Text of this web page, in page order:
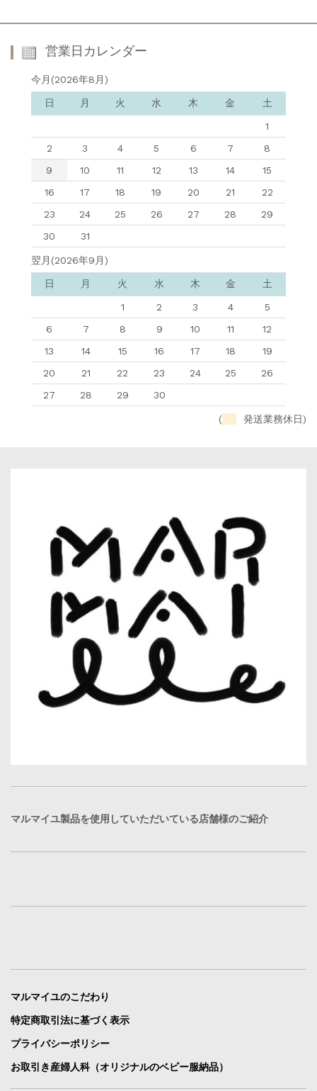
営業日カレンダー
今月(2026年8月)
日 月 火 水 木 金 土
1
2
3 4 5 6 7
8
9
10 11 12 13 14
15
16
17 18 19 20 21
22
23
24 25 26 27 28
29
30
31
翌月(2026年9月)
日 月 火 水 木 金 土
1 2 3 4
5
6
7 8 9 10 11
12
13
14 15 16 17 18
19
20
21 22 23 24 25
26
27
28 29 30
( 発送業務休日)
マルマイユ製品を使用していただいている店舗様のご紹介
マルマイユのこだわり
特定商取引法に基づく表示
プライバシーポリシー
お取引き産婦人科（オリジナルのベビー服納品）